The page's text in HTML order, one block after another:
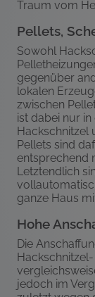
Traum vom
Pellets,
Sowohl
gegenüber
lokalen
zwischen
ist dabei nur
Hackschnitzel
Pellets sind
entsprechend
Letztendlich
ganze Haus
Hohe
Die
jedoch im